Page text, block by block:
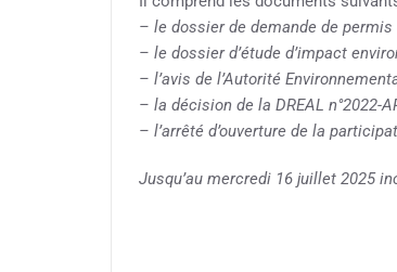
– le dossier de demande de
– le dossier d’étude d’impact
– l’avis de l’Autorité
– la décision de la DREAL n°2022-
– l’arrêté d’ouverture de la
Jusqu’au mercredi 16 juillet 2025